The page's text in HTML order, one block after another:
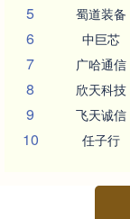
5 蜀道装备
6 中巨芯
7 广哈通信
8 欣天科技
9 飞天诚信
10 任子行